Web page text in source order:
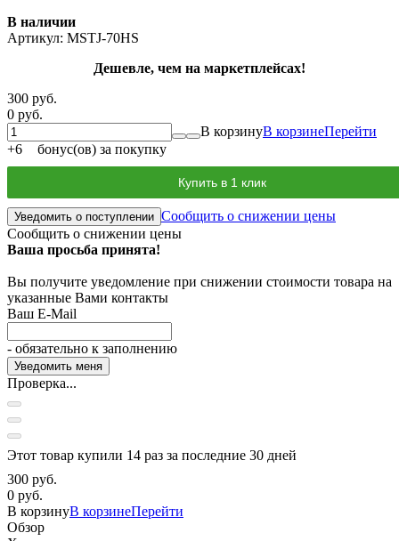
В наличии
Артикул: MSTJ-70HS
Дешевле, чем на маркетплейсах!
300 руб.
0 руб.
В корзинуВ корзинеПерейти
+6 бонус(ов) за покупку
Купить в 1 клик
Уведомить о поступлении Сообщить о снижении цены
Сообщить о снижении цены
Ваша просьба принята!
Вы получите уведомление при снижении стоимости товара на
указанные Вами контакты
Ваш E-Mail
- обязательно к заполнению
Проверка...
Этот товар купили 14 раз за последние 30 дней
300 руб.
0 руб.
В корзинуВ корзинеПерейти
Обзор